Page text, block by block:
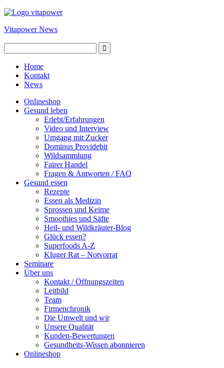
Vitapower News
Home
Kontakt
News
Onlineshop
Gesund leben
Erlebt/Erfahrungen
Video und Interview
Umgang mit Zucker
Dominus Providebit
Wildsammlung
Fairer Handel
Fragen & Antworten / FAQ
Gesund essen
Rezepte
Essen als Medizin
Sprossen und Keime
Smoothies und Säfte
Heil- und Wildkräuter-Blog
Glück essen?
Superfoods A-Z
Kluger Rat – Notvorrat
Seminare
Über uns
Kontakt / Öffnungszeiten
Leitbild
Team
Firmenchronik
Die Umwelt und wir
Unsere Qualität
Kunden-Bewertungen
Gesundheits-Wissen abonnieren
Onlineshop